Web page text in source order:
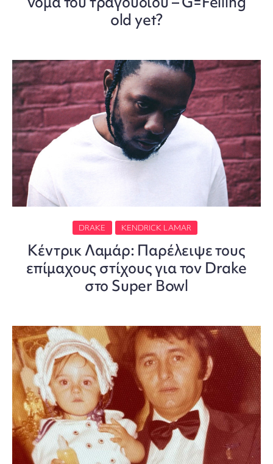
old yet?
DRAKE KENDRICK LAMAR
Κέντρικ Λαμάρ: Παρέλειψε τους
επίμαχους στίχους για τον Drake
στο Super Bowl